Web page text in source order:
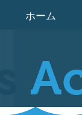
ホーム